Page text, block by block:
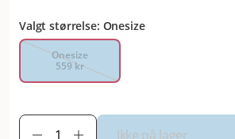
Valgt størrelse: Onesize
Onesize
559 kr
Ikke på lager